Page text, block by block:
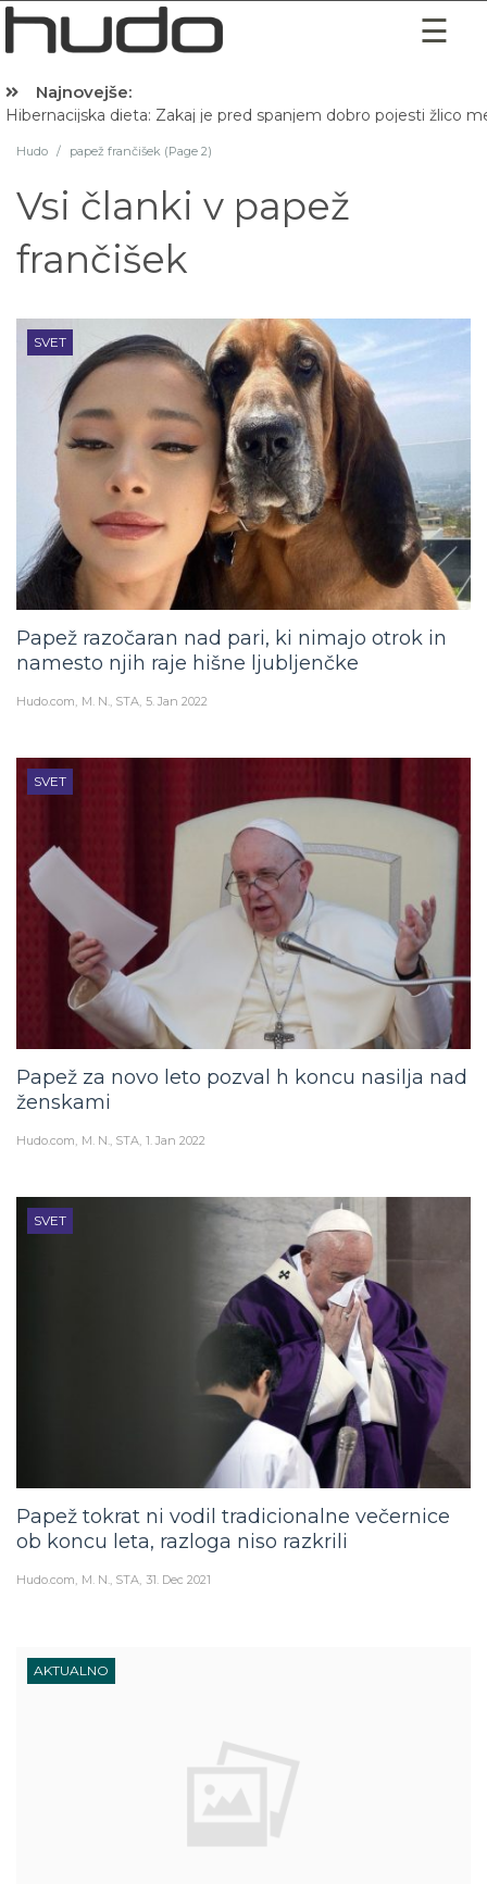
Najnovejše:
Hibernacijska dieta: Zakaj je pred spanjem dobro pojesti žlico
Hudo / papež frančišek (Page 2)
Vsi članki v papež
frančišek
SVET
Papež razočaran nad pari, ki nimajo otrok in
namesto njih raje hišne ljubljenčke
Hudo.com M. N., STA 5. Jan 2022
SVET
Papež za novo leto pozval h koncu nasilja nad
ženskami
Hudo.com M. N., STA 1. Jan 2022
SVET
Papež tokrat ni vodil tradicionalne večernice
ob koncu leta, razloga niso razkrili
Hudo.com M. N., STA 31. Dec 2021
AKTUALNO